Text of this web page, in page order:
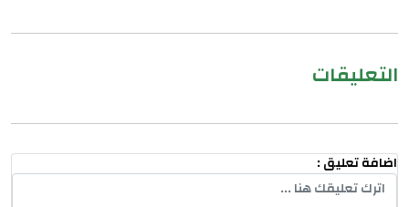
التعليقات
اضافة تعليق :